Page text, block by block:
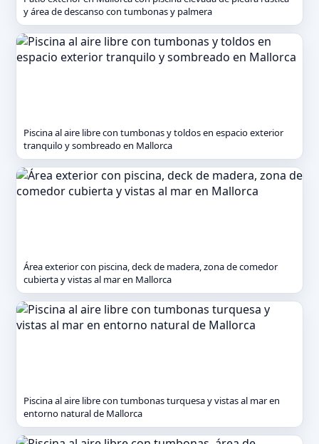
y área de descanso con tumbonas y palmera
Piscina al aire libre con tumbonas y toldos en espacio exterior
tranquilo y sombreado en Mallorca
Área exterior con piscina, deck de madera, zona de comedor
cubierta y vistas al mar en Mallorca
Piscina al aire libre con tumbonas turquesa y vistas al mar en
entorno natural de Mallorca